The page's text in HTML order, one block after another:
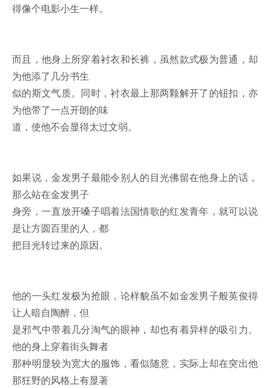
得像个电影小生一样。
而且，他身上所穿着衬衣和长裤，虽然款式极为普通，却
为他添了几分书生
似的斯文气质。同时，衬衣最上那两颗解开了的钮扣，亦
为他带了一点开朗的味
道，使他不会显得太过文弱。
如果说，金发男子最能令别人的目光佛留在他身上的话，
那么站在金发男子
身旁，一直放开嗓子唱着法国情歌的红发青年，就可以说
是让方圆百里的人，都
把目光转过来的原因。
他的一头红发极为抢眼，论样貌虽不如金发男子般英俊得
让人暗自陶醉，但
是邪气中带着几分淘气的眼神，却也有着异样的吸引力。
他的身上穿着街头舞者
那种明显较为宽大的服饰，看似随意，实际上却在突出他
那狂野的风格上有显著